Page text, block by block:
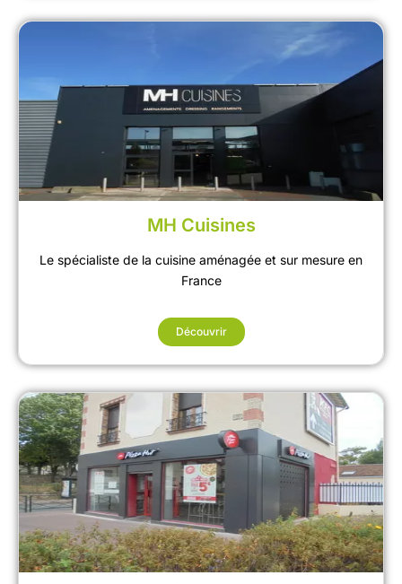
MH Cuisines
Le spécialiste de la cuisine aménagée et sur mesure en
France
Découvrir